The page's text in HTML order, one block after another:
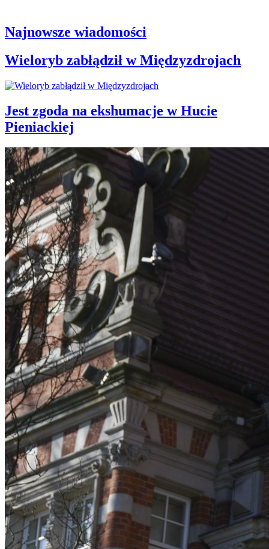
Najnowsze wiadomości
Wieloryb zabłądził w Międzyzdrojach
Jest zgoda na ekshumacje w Hucie
Pieniackiej